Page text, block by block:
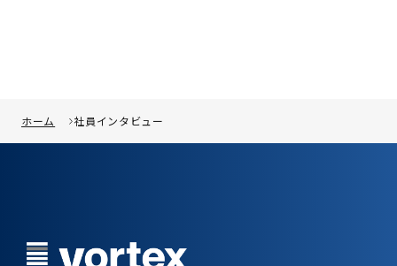
ホーム 社員インタビュー